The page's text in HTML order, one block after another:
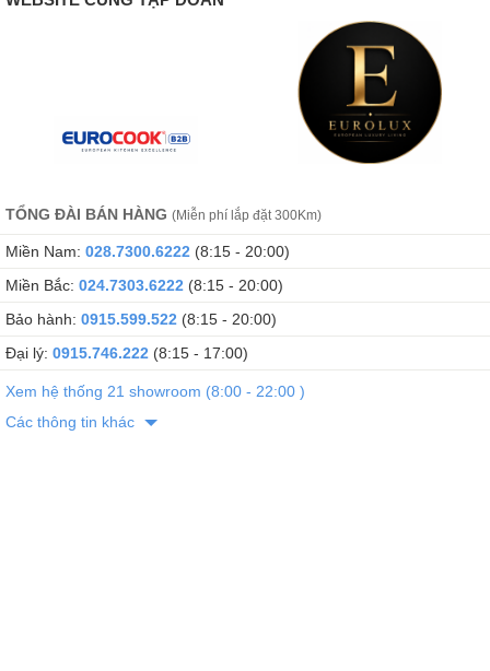
TỔNG ĐÀI BÁN HÀNG (Miễn phí lắp đặt 300Km)
Miền Nam: 028.7300.6222 (8:15 - 20:00)
Miền Bắc: 024.7303.6222 (8:15 - 20:00)
Bảo hành: 0915.599.522 (8:15 - 20:00)
Đại lý: 0915.746.222 (8:15 - 17:00)
Xem hệ thống 21 showroom (8:00 - 22:00 )
Các thông tin khác